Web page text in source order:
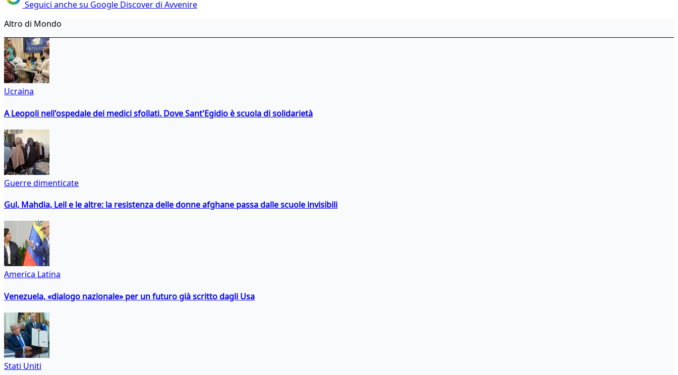
Seguici anche su Google Discover di Avvenire
Altro di Mondo
Ucraina
A Leopoli nell'ospedale dei medici sfollati. Dove Sant'Egidio è scuola di solidarietà
Guerre dimenticate
Gul, Mahdia, Leil e le altre: la resistenza delle donne afghane passa dalle scuole invisibili
America Latina
Venezuela, «dialogo nazionale» per un futuro già scritto dagli Usa
Stati Uniti